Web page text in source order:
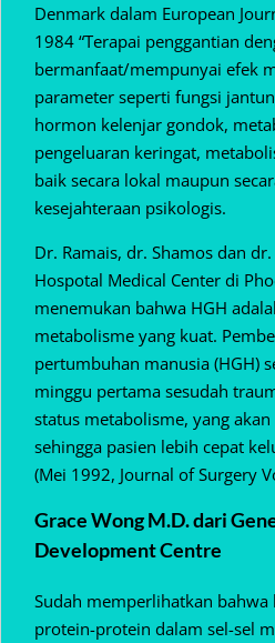
Denmark dalam European
1984 “Terapai penggantian
bermanfaat/mempunyai efek
parameter seperti fungsi
hormon kelenjar gondok,
pengeluaran keringat,
baik secara lokal maupun
kesejahteraan psikologis.
Dr. Ramais, dr. Shamos dan
Hospotal Medical Center di
menemukan bahwa HGH
metabolisme yang kuat.
pertumbuhan manusia (HGH)
minggu pertama sesudah
status metabolisme, yang
sehingga pasien lebih cepat
(Mei 1992, Journal of Surgery
Grace Wong M.D. dari
Development Centre
Sudah memperlihatkan
protein-protein dalam sel-sel